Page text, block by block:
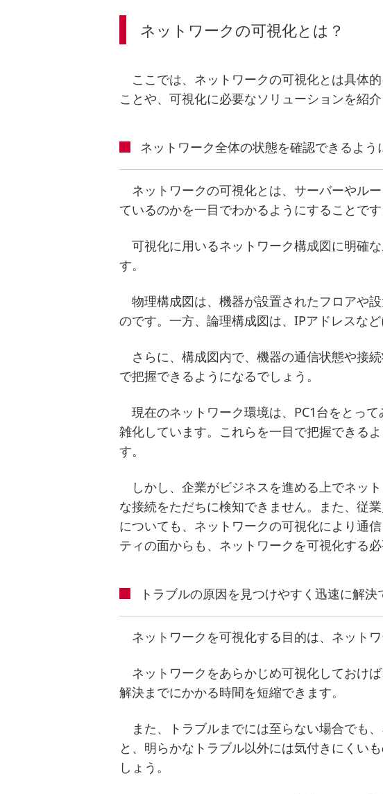
ネットワークの可視化とは？
ここでは、ネットワークの可視化とは具体
ことや、可視化に必要なソリューションを紹介
ネットワーク全体の状態を確認できるよう
ネットワークの可視化とは、サーバーやル
ているのかを一目でわかるようにすることです
可視化に用いるネットワーク構成図に明確
す。
物理構成図は、機器が設置されたフロアや
のです。一方、論理構成図は、IPアドレスな
さらに、構成図内で、機器の通信状態や接
で把握できるようになるでしょう。
現在のネットワーク環境は、PC1台をとっ
雑化しています。これらを一目で把握できる
す。
しかし、企業がビジネスを進める上でネッ
な接続をただちに検知できません。また、従
についても、ネットワークの可視化により通
ティの面からも、ネットワークを可視化する必
トラブルの原因を見つけやすく迅速に解決
ネットワークを可視化する目的は、ネット
ネットワークをあらかじめ可視化しておけ
解決までにかかる時間を短縮できます。
また、トラブルまでには至らない場合でも
と、明らかなトラブル以外には気付きにくい
しょう。